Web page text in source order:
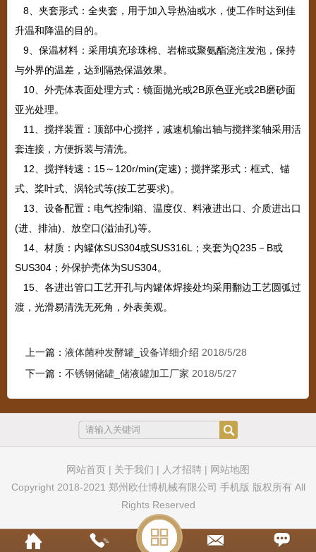
8 、夹套形式：全夹套，用于加入导热油或水，使工作时达到佳
升温和降温的目的。
9 、保温材料：采用填充珍珠棉、岩棉或聚氨酯浇注发泡，保持
与外界的温差，达到隔热保温效果。
10 、外壳体表面处理方式：镜面抛光或2B原色亚光或2B磨砂面
亚光处理。
11
、搅拌装置：顶部中心搅拌，减速机输出轴与搅拌桨轴采用活
套连接，方便拆装与清洗。
12 、搅拌转速： 15～ 120r/min(定速) ；搅拌桨形式：框式、锚
式、桨叶式、涡轮式等(按工艺要求)。
13 、设备配置：电气控制箱、温度仪、料液进出口、介质进出口
(进、排油) 、放空口(溢油孔)等。
14 、材质：内罐体SUS304或SUS316L ；夹套为Q235 － B或
SUS304 ；外保护壳体为SUS304。
15 、各进出管口工艺开孔与内罐体焊接处均采用翻边工艺圆弧过
渡，光滑易清洗无死角，外表美观。
上一篇： 液体菌种发酵罐_设备详细介绍 2018/5/28
下一篇： 不锈钢储罐_储液罐加工厂家 2018/5/27
网站首页 | 关于我们 | 人才招聘 | 网站地图
Copyright 2018-2021 郑州欧仕博机械有限公司 手机版 版权所有 All
Rights Reserved